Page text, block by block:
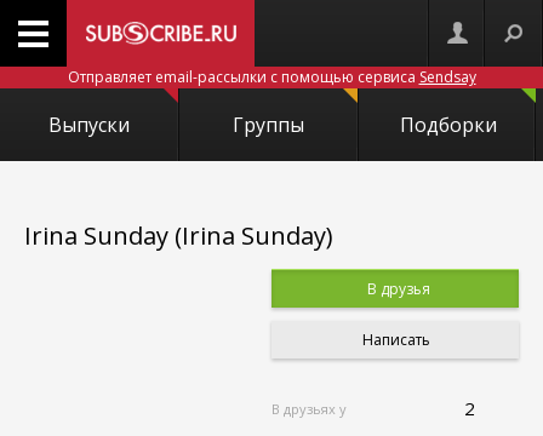
Отправляет email-рассылки с помощью сервиса Sendsay
Выпуски Группы Подборки
Irina Sunday (Irina Sunday)
В друзья
Написать
В друзьях у 2